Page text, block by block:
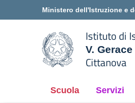
Vai ai contenuti
Vai al menu di navigazioneMinistero dell'Istruzione e
scuola
Istituto di
V. Gerace
Cittanova
Scuola Servizi